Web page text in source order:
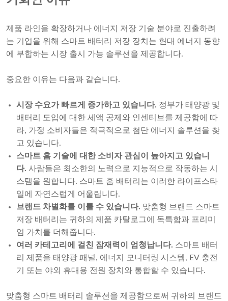
제품 라인을 확장하거나 에너지 저장 기술 분야로 진출하려
는 기업을 위해 스마트 배터리 저장 장치는 현대 에너지 동향
에 부합하는 시장 출시 가능 솔루션을 제공합니다.
중요한 이유는 다음과 같습니다.
시장 수요가 빠르게 증가하고 있습니다. 정부가 태양광 및
배터리 도입에 대한 세액 공제와 인센티브를 제공함에 따
라, 가정 소비자들은 적극적으로 첨단 에너지 솔루션을 찾
고 있습니다.
스마트 홈 기술에 대한 소비자 관심이 높아지고 있습니
다. 사람들은 최소한의 노력으로 지능적으로 작동하는 시
스템을 원합니다. 스마트 홈 배터리는 이러한 라이프스타
일에 자연스럽게 어울립니다.
브랜드 차별화를 이룰 수 있습니다. 맞춤형 브랜드 스마트
저장 배터리는 귀하의 제품 카탈로그에 독특함과 프리미
엄 가치를 더해줍니다.
여러 카테고리에 걸친 잠재력이 엄청납니다. 스마트 배터
리 제품을 태양광 패널, 에너지 모니터링 시스템, EV 충전
기 또는 야외 휴대용 전원 장치와 통합할 수 있습니다.
맞춤형 스마트 배터리 솔루션을 제공함으로써 귀하의 브랜드